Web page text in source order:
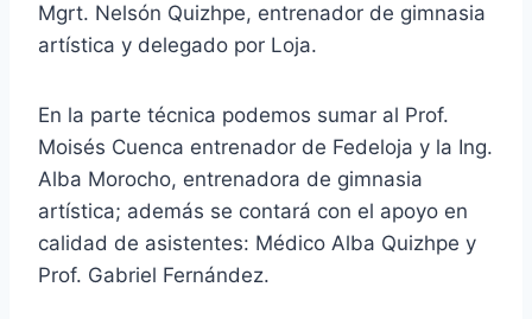
Mgrt. Nelsón Quizhpe, entrenador de gimnasia
artística y delegado por Loja.
En la parte técnica podemos sumar al Prof.
Moisés Cuenca entrenador de Fedeloja y la Ing.
Alba Morocho, entrenadora de gimnasia
artística; además se contará con el apoyo en
calidad de asistentes: Médico Alba Quizhpe y
Prof. Gabriel Fernández.